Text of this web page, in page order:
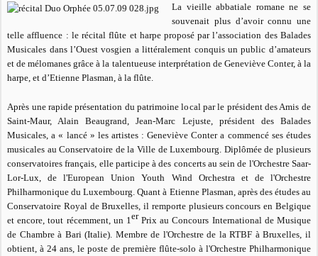
La vieille abbatiale romane ne se
souvenait plus d’avoir connu une
telle affluence : le récital flûte et harpe proposé par l’association des Balades
Musicales dans l’Ouest vosgien a littéralement conquis un public d’amateurs
et de mélomanes grâce à la talentueuse interprétation de Geneviève Conter, à la
harpe, et d’Etienne Plasman, à la flûte.
Après une rapide présentation du patrimoine local par le président des Amis de
Saint-Maur, Alain Beaugrand, Jean-Marc Lejuste, président des Balades
Musicales, a « lancé » les artistes : Geneviève Conter a commencé ses études
musicales au Conservatoire de la Ville de Luxembourg. Diplômée de plusieurs
conservatoires français, elle participe à des concerts au sein de l'Orchestre Saar-
Lor-Lux, de l'European Union Youth Wind Orchestra et de l'Orchestre
Philharmonique du Luxembourg. Quant à Etienne Plasman, après des études au
Conservatoire Royal de Bruxelles, il remporte plusieurs concours en Belgique
et encore, tout récemment, un 1 er Prix au Concours International de Musique
de Chambre à Bari (Italie). Membre de l'Orchestre de la RTBF à Bruxelles, il
obtient, à 24 ans, le poste de première flûte-solo à l'Orchestre Philharmonique